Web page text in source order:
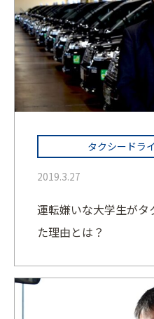
タクシードラ
2019.3.27
運転嫌いな大学生が
た理由とは？